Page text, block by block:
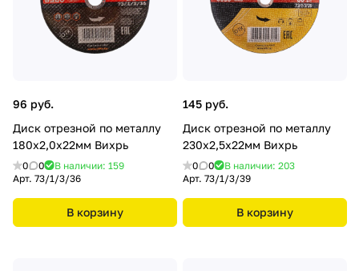
96 руб.
Диск отрезной по металлу
180х2,0х22мм Вихрь
0 0
В наличии: 159
Арт. 73/1/3/36
В корзину
145 руб.
Диск отрезной по металлу
230х2,5х22мм Вихрь
0 0
В наличии: 203
Арт. 73/1/3/39
В корзину